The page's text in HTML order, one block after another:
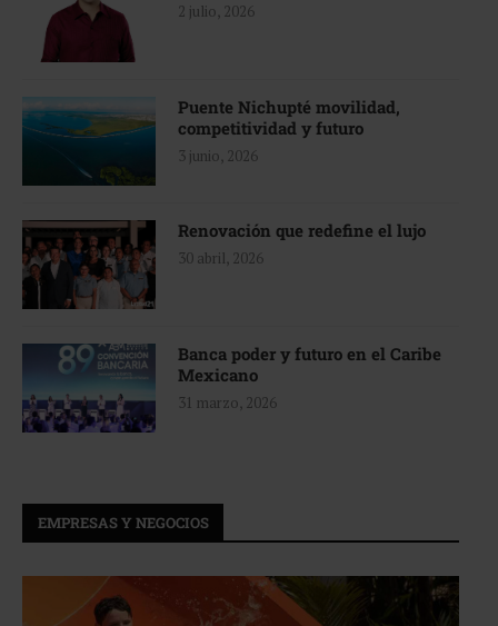
2 julio, 2026
Puente Nichupté movilidad,
competitividad y futuro
3 junio, 2026
Renovación que redefine el lujo
30 abril, 2026
Banca poder y futuro en el Caribe
Mexicano
31 marzo, 2026
EMPRESAS Y NEGOCIOS